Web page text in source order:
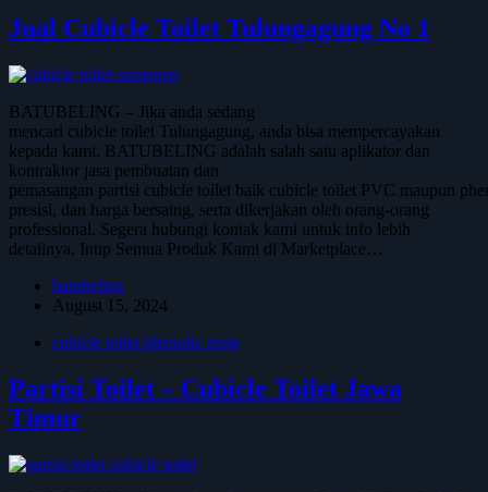
Jual Cubicle Toilet Tulungagung No 1
BATUBELING – Jika anda sedang
mencari cubicle toilet Tulungagung, anda bisa mempercayakan
kepada kami. BATUBELING adalah salah satu aplikator dan
kontraktor jasa pembuatan dan
pemasangan partisi cubicle toilet baik cubicle toilet PVC maupun
presisi, dan harga bersaing, serta dikerjakan oleh orang-orang
professional. Segera hubungi kontak kami untuk info lebih
detailnya. Intip Semua Produk Kami di Marketplace…
batubeling
August 15, 2024
cubicle toilet phenolic resin
Partisi Toilet – Cubicle Toilet Jawa
Timur